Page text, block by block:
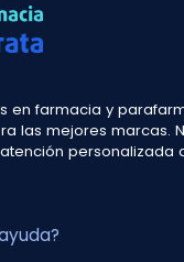
en farmacia y
las mejores marcas.
personalizada